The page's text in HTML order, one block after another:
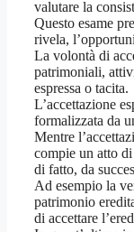
valutare la
Questo esame
rivela,
La volontà di
patrimoniali,
espressa o tacita.
L’accettazione
formalizzata da
Mentre
compie un atto
di fatto, da
Ad esempio la
patrimonio
di accettare